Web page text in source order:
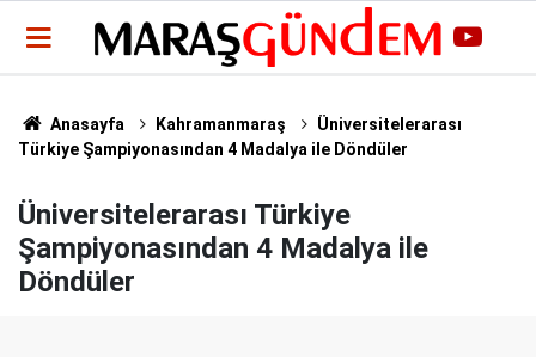
Anasayfa Kahramanmaraş
Üniversitelerarası
Türkiye Şampiyonasından 4 Madalya ile Döndüler
Üniversitelerarası Türkiye
Şampiyonasından 4 Madalya ile
Döndüler